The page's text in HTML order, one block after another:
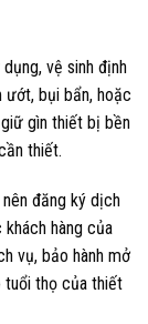
vệ sinh định
bụi bẩn, hoặc
gìn thiết bị bền
thiết.
đăng ký dịch
hàng của
vụ, bảo hành mở
tuổi thọ của thiết